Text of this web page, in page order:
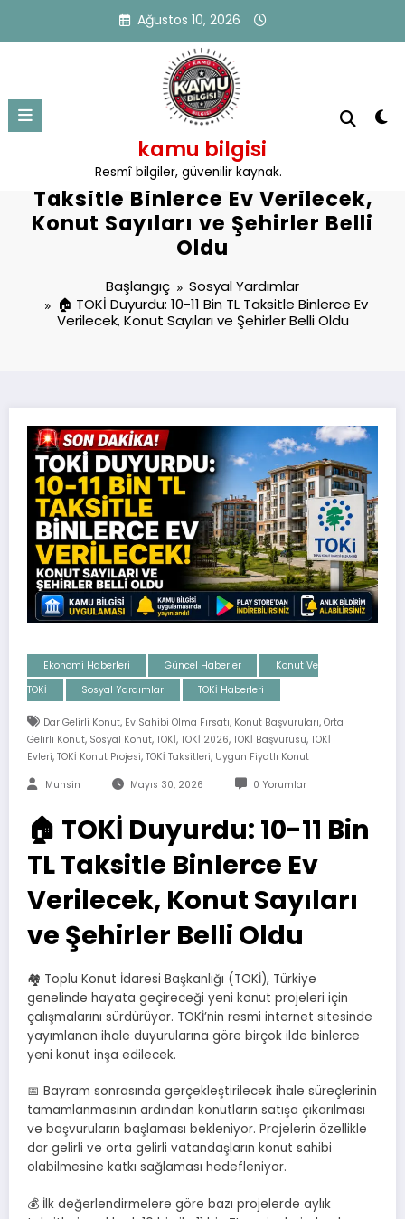
Ağustos 10, 2026
kamu bilgisi
Resmî bilgiler, güvenilir kaynak.
🏠 TOKİ Duyurdu: 10-11 Bin TL
Taksitle Binlerce Ev Verilecek,
Konut Sayıları ve Şehirler Belli
Oldu
Başlangıç
Sosyal Yardımlar
🏠 TOKİ Duyurdu: 10-11 Bin TL Taksitle Binlerce Ev
Verilecek, Konut Sayıları ve Şehirler Belli Oldu
Ekonomi Haberleri Güncel Haberler
Konut Ve
TOKİ
Sosyal Yardımlar TOKİ Haberleri
Dar Gelirli Konut, Ev Sahibi Olma Fırsatı, Konut Başvuruları, Orta
Gelirli Konut, Sosyal Konut, TOKİ, TOKİ 2026, TOKİ Başvurusu, TOKİ
Evleri, TOKİ Konut Projesi, TOKİ Taksitleri, Uygun Fiyatlı Konut
Muhsin Mayıs 30, 2026 0 Yorumlar
🏠 TOKİ Duyurdu: 10-11 Bin
TL Taksitle Binlerce Ev
Verilecek, Konut Sayıları
ve Şehirler Belli Oldu
🏘️ Toplu Konut İdaresi Başkanlığı (TOKİ), Türkiye
genelinde hayata geçireceği yeni konut projeleri için
çalışmalarını sürdürüyor. TOKİ’nin resmi internet sitesinde
yayımlanan ihale duyurularına göre birçok ilde binlerce
yeni konut inşa edilecek.
📅 Bayram sonrasında gerçekleştirilecek ihale süreçlerinin
tamamlanmasının ardından konutların satışa çıkarılması
ve başvuruların başlaması bekleniyor. Projelerin özellikle
dar gelirli ve orta gelirli vatandaşların konut sahibi
olabilmesine katkı sağlaması hedefleniyor.
💰 İlk değerlendirmelere göre bazı projelerde aylık